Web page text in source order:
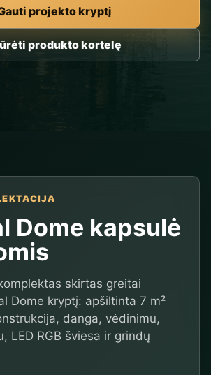
projekto kryptį
produkto kortelę
Dome kapsulė
skirtas greitai
Dome kryptį: apšiltinta 7 m²
danga, vėdinimu,
LED RGB šviesa ir grindų